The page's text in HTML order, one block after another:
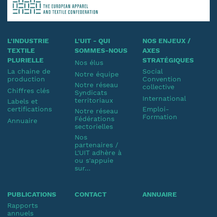
L'INDUSTRIE
TEXTILE
PLURIELLE
La chaine de
production
Chiffres clés
Labels et
certifications
Annuaire
L'UIT - QUI
SOMMES-NOUS
Nos élus
Notre équipe
Notre réseau
Syndicats
territoriaux
Notre réseau
Fédérations
sectorielles
Nos
partenaires /
L'UIT adhère à
ou s'appuie
sur...
NOS ENJEUX /
AXES
STRATÉGIQUES
Social
Convention
collective
International
Emploi-
Formation
PUBLICATIONS
Rapports
annuels
CONTACT ANNUAIRE